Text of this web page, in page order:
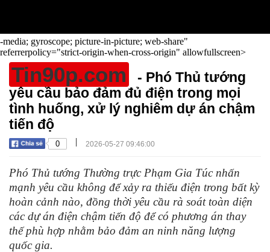
-media; gyroscope; picture-in-picture; web-share"
referrerpolicy="strict-origin-when-cross-origin" allowfullscreen>
Tin90p.com
- Phó Thủ tướng
yêu cầu bảo đảm đủ điện trong mọi
tình huống, xử lý nghiêm dự án chậm
tiến độ
0 | 2026-05-27 09:46:00
Phó Thủ tướng Thường trực Phạm Gia Túc nhấn
mạnh yêu cầu không để xảy ra thiếu điện trong bất kỳ
hoàn cảnh nào, đồng thời yêu cầu rà soát toàn diện
các dự án điện chậm tiến độ để có phương án thay
thế phù hợp nhằm bảo đảm an ninh năng lượng
quốc gia.